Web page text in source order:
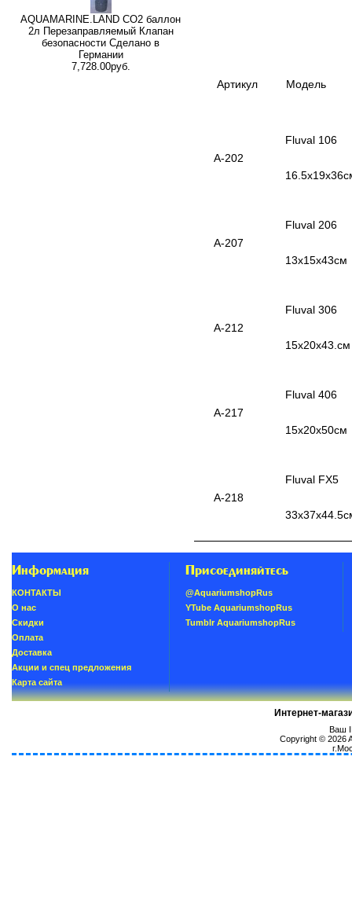
AQUAMARINE.LAND CO2 баллон
2л Перезаправляемый Клапан
безопасности Сделано в
Германии
7,728.00руб.
Артикул Модель
А-202
Fluval 106
А-207
Fluval 206
13х15х43см
А-212
Fluval 306
15х20х43.см
А-217
Fluval 406
15х20х50см
А-218
Fluval FX5
Информация
КОНТАКТЫ
О нас
Скидки
Oплатa
Доставка
Акции и спец предложения
Карта сайта
Присоединяйтесь
@AquariumshopRus
YTube AquariumshopRus
Tumblr AquariumshopRus
Интернет-
Ваш
Copyright © 2026